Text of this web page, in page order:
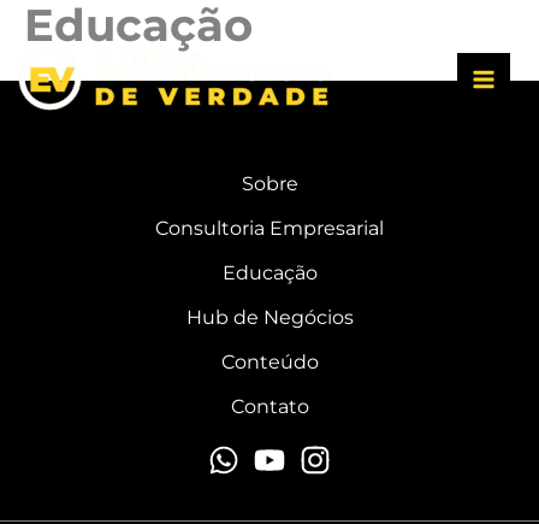
o
Educação
Sobre
Consultoria Empresarial
Educação
Hub de Negócios
Conteúdo
Contato